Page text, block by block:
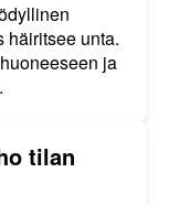
häiritsee unta.
ja
tilan